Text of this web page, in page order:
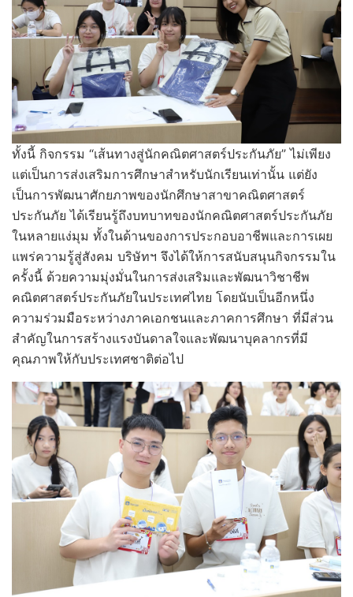
ทั้งนี้ กิจกรรม “เส้นทางสู่นักคณิตศาสตร์ประกันภัย” ไม่เพียง
แต่เป็นการส่งเสริมการศึกษาสำหรับนักเรียนเท่านั้น แต่ยัง
เป็นการพัฒนาศักยภาพของนักศึกษาสาขาคณิตศาสตร์
ประกันภัย ได้เรียนรู้ถึงบทบาทของนักคณิตศาสตร์ประกันภัย
ในหลายแง่มุม ทั้งในด้านของการประกอบอาชีพและการเผย
แพร่ความรู้สู่สังคม บริษัทฯ จึงได้ให้การสนับสนุนกิจกรรมใน
ครั้งนี้ ด้วยความมุ่งมั่นในการส่งเสริมและพัฒนาวิชาชีพ
คณิตศาสตร์ประกันภัยในประเทศไทย โดยนับเป็นอีกหนึ่ง
ความร่วมมือระหว่างภาคเอกชนและภาคการศึกษา ที่มีส่วน
สำคัญในการสร้างแรงบันดาลใจและพัฒนาบุคลากรที่มี
คุณภาพให้กับประเทศชาติต่อไป